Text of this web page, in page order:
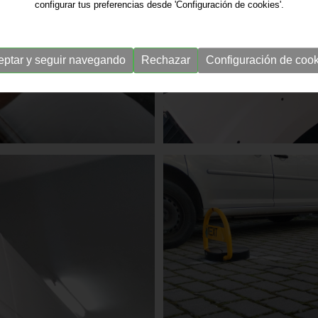
configurar tus preferencias desde 'Configuración de cookies'.
y seguir navegando Rechazar Configuración de